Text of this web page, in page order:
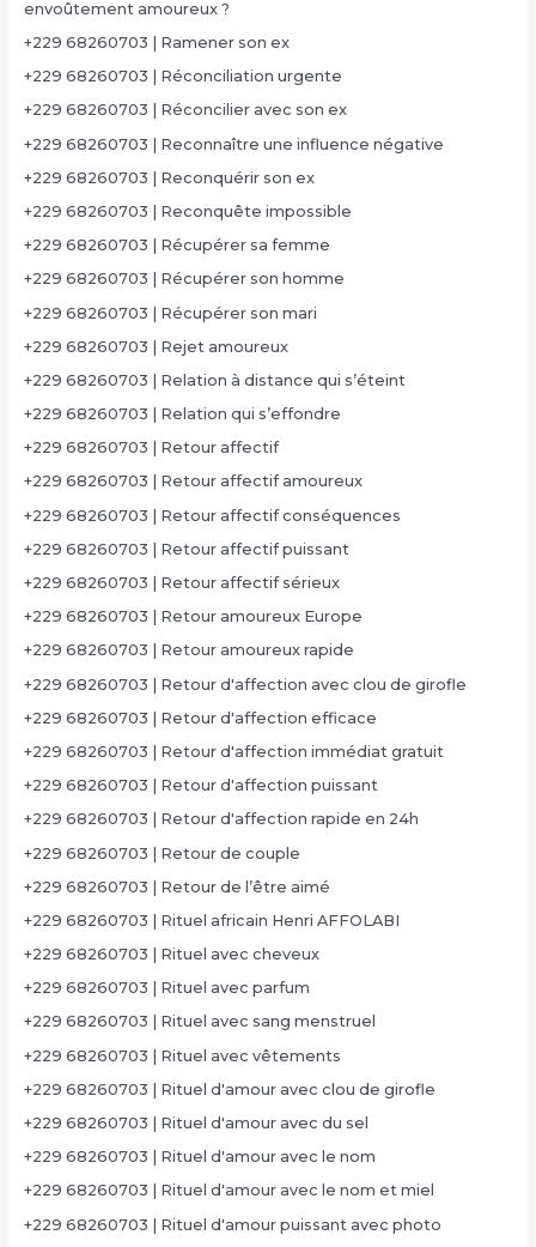
envoûtement amoureux ?
+229 68260703 | Ramener son ex
+229 68260703 | Réconciliation urgente
+229 68260703 | Réconcilier avec son ex
+229 68260703 | Reconnaître une influence négative
+229 68260703 | Reconquérir son ex
+229 68260703 | Reconquête impossible
+229 68260703 | Récupérer sa femme
+229 68260703 | Récupérer son homme
+229 68260703 | Récupérer son mari
+229 68260703 | Rejet amoureux
+229 68260703 | Relation à distance qui s’éteint
+229 68260703 | Relation qui s’effondre
+229 68260703 | Retour affectif
+229 68260703 | Retour affectif amoureux
+229 68260703 | Retour affectif conséquences
+229 68260703 | Retour affectif puissant
+229 68260703 | Retour affectif sérieux
+229 68260703 | Retour amoureux Europe
+229 68260703 | Retour amoureux rapide
+229 68260703 | Retour d'affection avec clou de girofle
+229 68260703 | Retour d'affection efficace
+229 68260703 | Retour d'affection immédiat gratuit
+229 68260703 | Retour d'affection puissant
+229 68260703 | Retour d'affection rapide en 24h
+229 68260703 | Retour de couple
+229 68260703 | Retour de l’être aimé
+229 68260703 | Rituel africain Henri AFFOLABI
+229 68260703 | Rituel avec cheveux
+229 68260703 | Rituel avec parfum
+229 68260703 | Rituel avec sang menstruel
+229 68260703 | Rituel avec vêtements
+229 68260703 | Rituel d'amour avec clou de girofle
+229 68260703 | Rituel d'amour avec du sel
+229 68260703 | Rituel d'amour avec le nom
+229 68260703 | Rituel d'amour avec le nom et miel
+229 68260703 | Rituel d'amour puissant avec photo